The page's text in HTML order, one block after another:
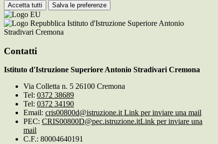
Accetta tutti Salva le preferenze
Istituto d'Istruzione Superiore Antonio
Stradivari Cremona
Contatti
Istituto d'Istruzione Superiore Antonio Stradivari Cremona
Via Colletta n. 5 26100 Cremona
Tel: 0372 38689
Tel: 0372 34190
Email: cris00800d@istruzione.it Link per inviare una mail
PEC: CRIS00800D@pec.istruzione.itLink per inviare una
mail
C.F.: 80004640191